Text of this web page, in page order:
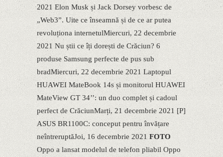
2021 Elon Musk și Jack Dorsey vorbesc de
„Web3”. Uite ce înseamnă și de ce ar putea
revoluționa internetulMiercuri, 22 decembrie
2021 Nu știi ce îți dorești de Crăciun? 6
produse Samsung perfecte de pus sub
bradMiercuri, 22 decembrie 2021 Laptopul
HUAWEI MateBook 14s și monitorul HUAWEI
MateView GT 34’’: un duo complet și cadoul
perfect de CrăciunMarți, 21 decembrie 2021 [P]
ASUS BR1100C: conceput pentru învățare
neîntreruptăJoi, 16 decembrie 2021​FOTO
Oppo a lansat modelul de telefon pliabil Oppo